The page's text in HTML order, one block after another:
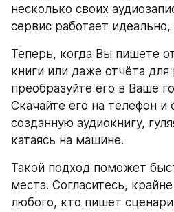
несколько своих
сервис работает
Теперь, когда Вы пишете
книги или даже отчёта для
преобразуйте его в Ваше
Скачайте его на телефон и
созданную аудиокнигу,
катаясь на машине.
Такой подход поможет
места. Согласитесь,
любого, кто пишет